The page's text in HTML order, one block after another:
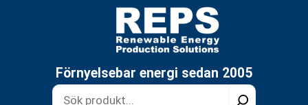
Förnyelsebar energi sedan 2005